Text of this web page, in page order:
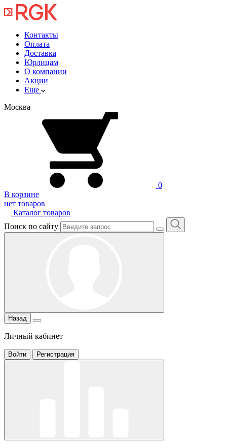
Контакты
Оплата
Доставка
Юрлицам
О компании
Акции
Еще
Москва
0
В корзине
нет товаров
Каталог товаров
Поиск по сайту
Назад
Личный кабинет
Войти Регистрация